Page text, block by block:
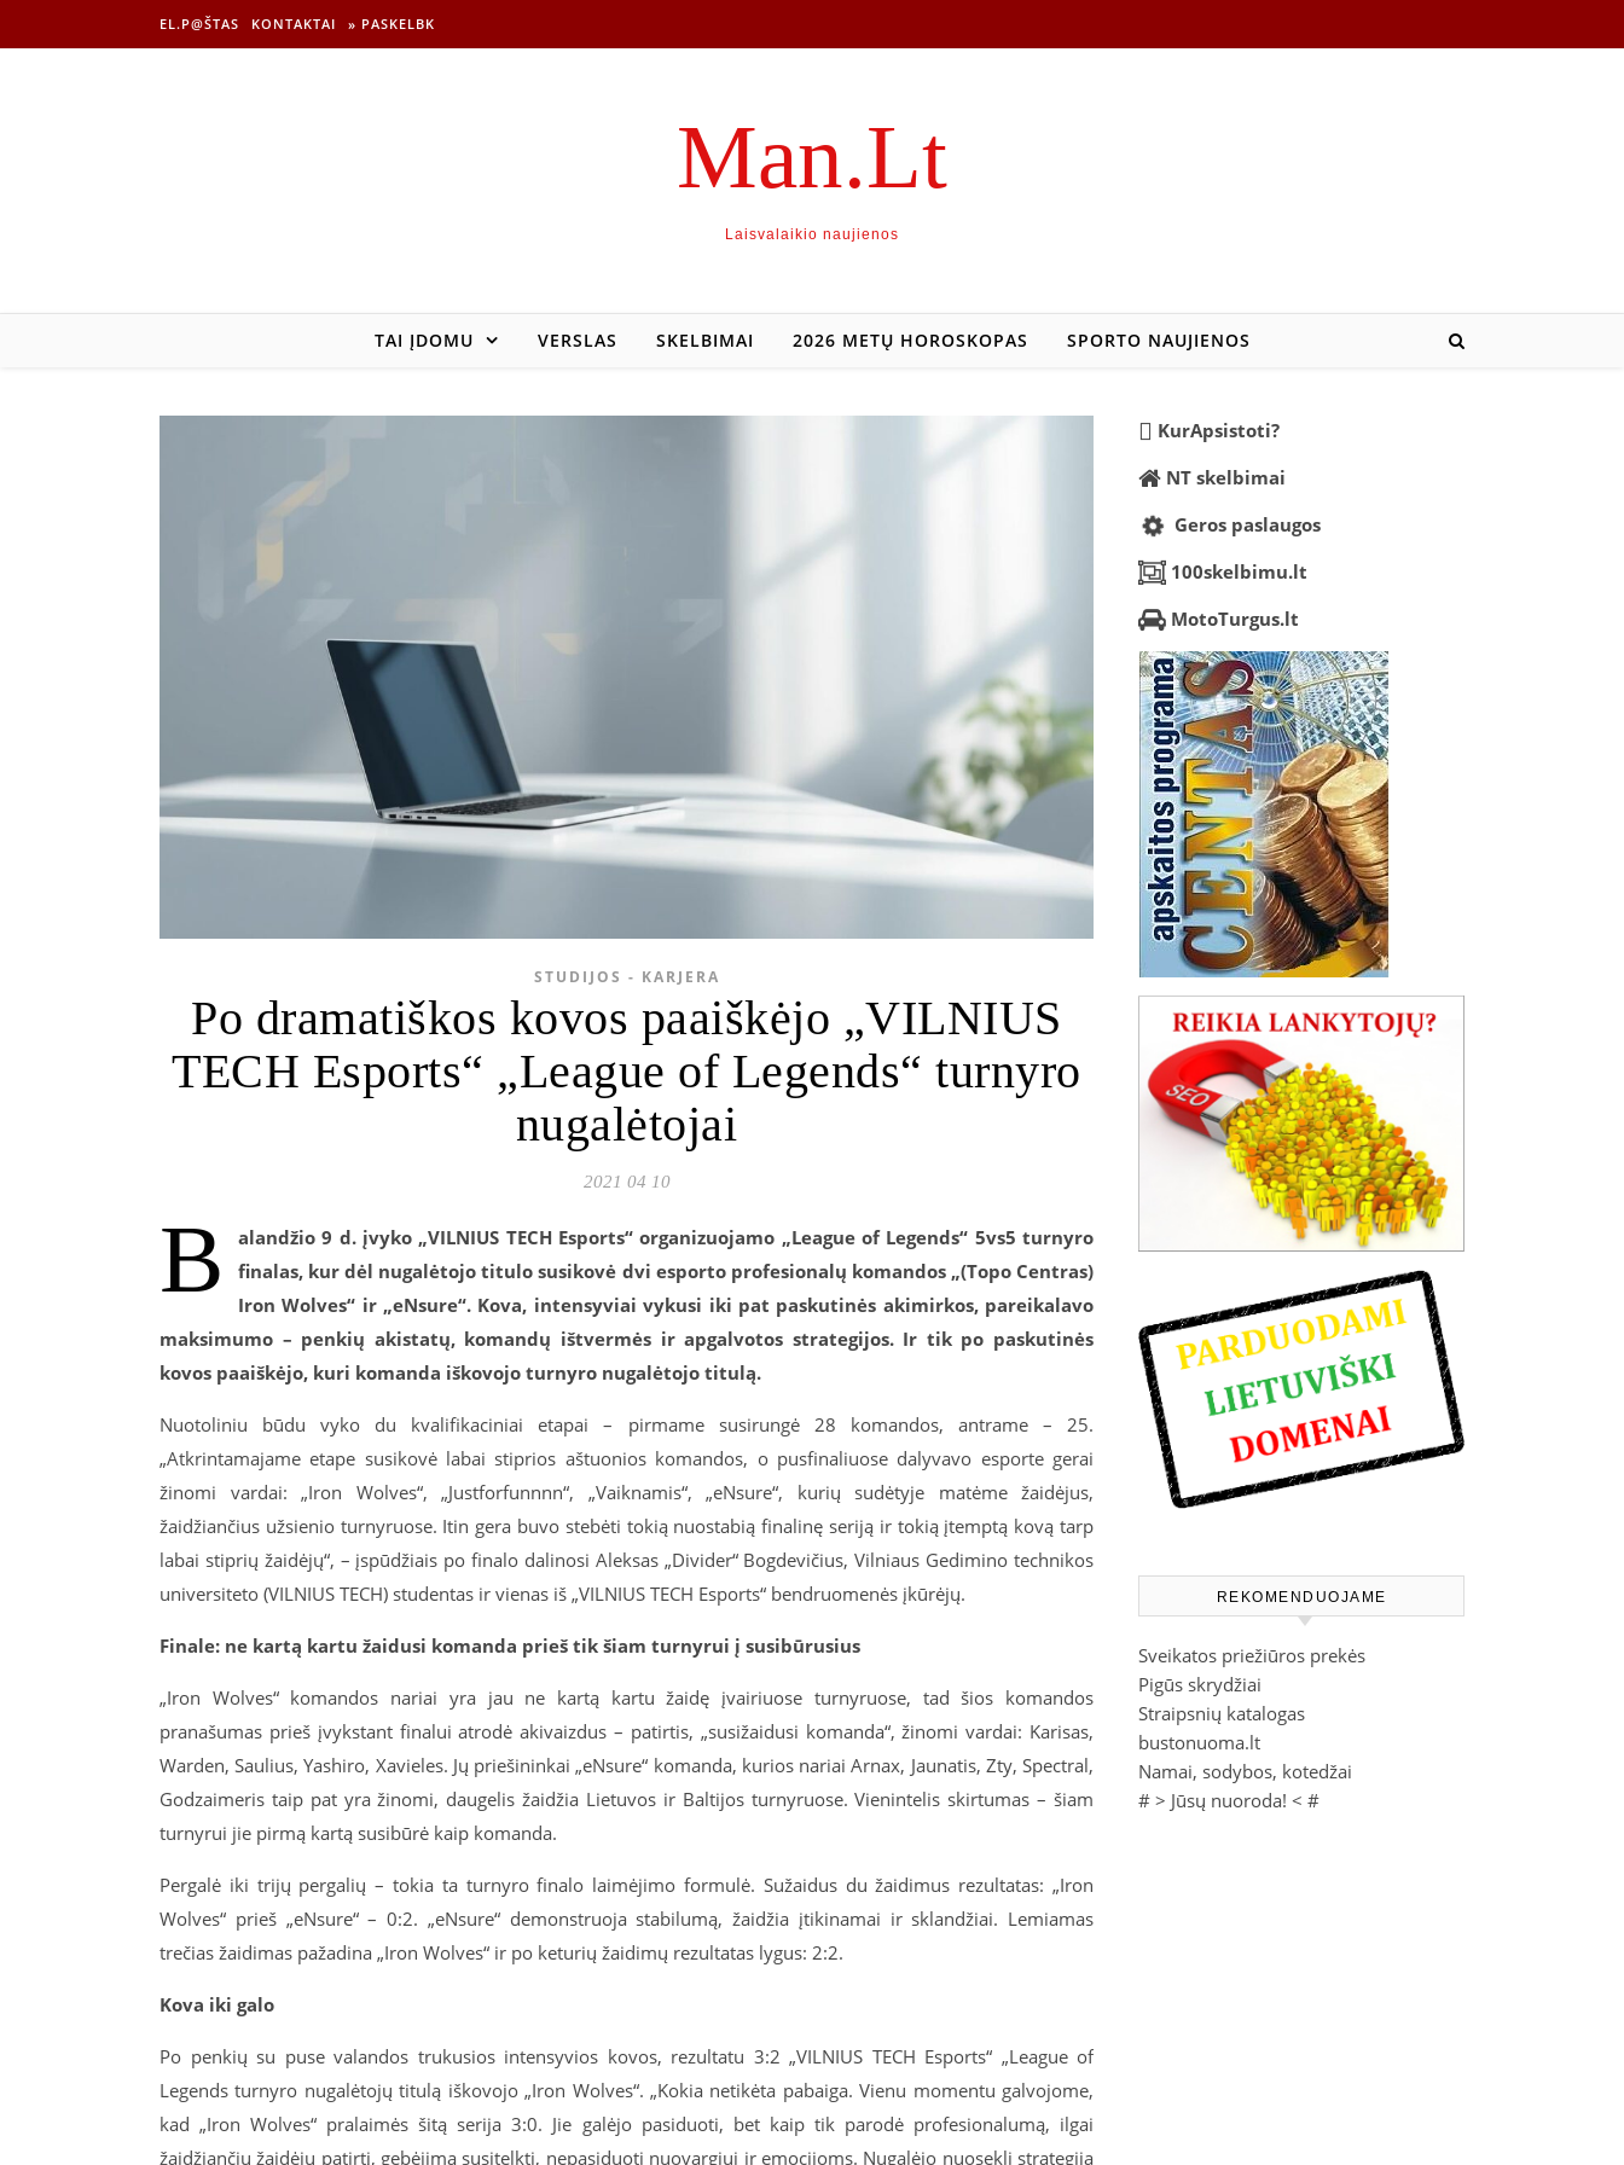
EL.P@ŠTAS KONTAKTAI » PASKELBK
Man.Lt
Laisvalaikio naujienos
TAI ĮDOMU VERSLAS SKELBIMAI 2026 METŲ HOROSKOPAS SPORTO NAUJIENOS
STUDIJOS - KARJERA
Po dramatiškos kovos paaiškėjo „VILNIUS
TECH Esports“ „League of Legends“ turnyro
nugalėtojai
2021 04 10
B
alandžio 9 d. įvyko „VILNIUS TECH Esports“ organizuojamo „League of Legends“ 5vs5 turnyro
finalas, kur dėl nugalėtojo titulo susikovė dvi esporto profesionalų komandos „(Topo Centras)
Iron Wolves“ ir „eNsure“. Kova, intensyviai vykusi iki pat paskutinės akimirkos, pareikalavo
maksimumo – penkių akistatų, komandų ištvermės ir apgalvotos strategijos. Ir tik po paskutinės
kovos paaiškėjo, kuri komanda iškovojo turnyro nugalėtojo titulą.
Nuotoliniu būdu vyko du kvalifikaciniai etapai – pirmame susirungė 28 komandos, antrame – 25.
„Atkrintamajame etape susikovė labai stiprios aštuonios komandos, o pusfinaliuose dalyvavo esporte gerai
žinomi vardai: „Iron Wolves“, „Justforfunnnn“, „Vaiknamis“, „eNsure“, kurių sudėtyje matėme žaidėjus,
žaidžiančius užsienio turnyruose. Itin gera buvo stebėti tokią nuostabią finalinę seriją ir tokią įtemptą kovą tarp
labai stiprių žaidėjų“, – įspūdžiais po finalo dalinosi Aleksas „Divider“ Bogdevičius, Vilniaus Gedimino technikos
universiteto (VILNIUS TECH) studentas ir vienas iš „VILNIUS TECH Esports“ bendruomenės įkūrėjų.
Finale: ne kartą kartu žaidusi komanda prieš tik šiam turnyrui į susibūrusius
„Iron Wolves“ komandos nariai yra jau ne kartą kartu žaidę įvairiuose turnyruose, tad šios komandos
pranašumas prieš įvykstant finalui atrodė akivaizdus – patirtis, „susižaidusi komanda“, žinomi vardai: Karisas,
Warden, Saulius, Yashiro, Xavieles. Jų priešininkai „eNsure“ komanda, kurios nariai Arnax, Jaunatis, Zty, Spectral,
Godzaimeris taip pat yra žinomi, daugelis žaidžia Lietuvos ir Baltijos turnyruose. Vienintelis skirtumas – šiam
turnyrui jie pirmą kartą susibūrė kaip komanda.
Pergalė iki trijų pergalių – tokia ta turnyro finalo laimėjimo formulė. Sužaidus du žaidimus rezultatas: „Iron
Wolves“ prieš „eNsure“ – 0:2. „eNsure“ demonstruoja stabilumą, žaidžia įtikinamai ir sklandžiai. Lemiamas
trečias žaidimas pažadina „Iron Wolves“ ir po keturių žaidimų rezultatas lygus: 2:2.
Kova iki galo
Po penkių su puse valandos trukusios intensyvios kovos, rezultatu 3:2 „VILNIUS TECH Esports“ „League of
Legends turnyro nugalėtojų titulą iškovojo „Iron Wolves“. „Kokia netikėta pabaiga. Vienu momentu galvojome,
kad „Iron Wolves“ pralaimės šitą serija 3:0. Jie galėjo pasiduoti, bet kaip tik parodė profesionalumą, ilgai
žaidžiančių žaidėjų patirtį, gebėjimą susitelkti, nepasiduoti nuovargiui ir emocijoms. Nugalėjo nuosekli strategija
KurApsistoti?
NT skelbimai
Geros paslaugos
100skelbimu.lt
MotoTurgus.lt
REKOMENDUOJAME
Sveikatos priežiūros prekės
Pigūs skrydžiai
Straipsnių katalogas
bustonuoma.lt
Namai, sodybos, kotedžai
# > Jūsų nuoroda! < #